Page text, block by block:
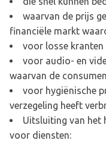
waarvan de prijs
financiële markt
voor losse
voor audio- en
waarvan de
voor hygiënische
verzegeling heeft
Uitsluiting van het
voor diensten: